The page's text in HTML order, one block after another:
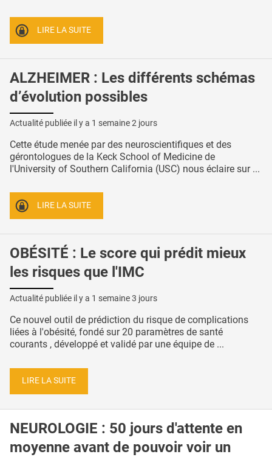
LIRE LA SUITE
ALZHEIMER : Les différents schémas
d’évolution possibles
Actualité publiée il y a 1 semaine 2 jours
Cette étude menée par des neuroscientifiques et des
gérontologues de la Keck School of Medicine de
l'University of Southern California (USC) nous éclaire sur ...
LIRE LA SUITE
OBÉSITÉ : Le score qui prédit mieux
les risques que l'IMC
Actualité publiée il y a 1 semaine 3 jours
Ce nouvel outil de prédiction du risque de complications
liées à l'obésité, fondé sur 20 paramètres de santé
courants , développé et validé par une équipe de ...
LIRE LA SUITE
NEUROLOGIE : 50 jours d'attente en
moyenne avant de pouvoir voir un